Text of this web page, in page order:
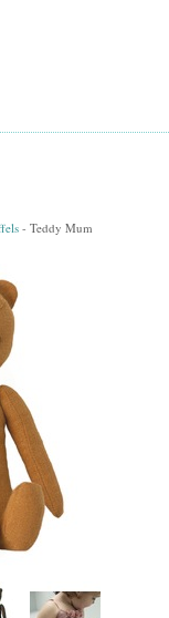
- Teddy Mum